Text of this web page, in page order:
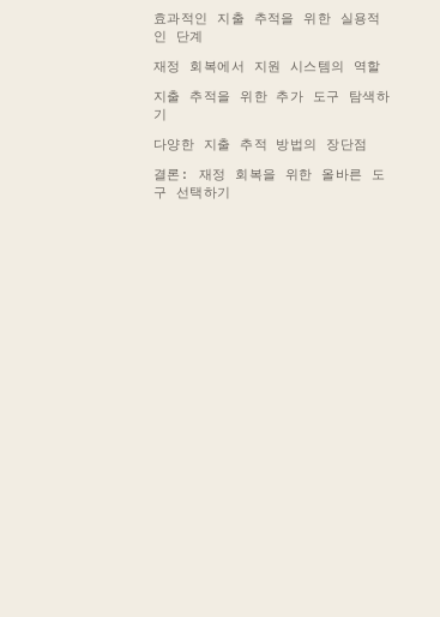
효과적인 지출 추적을 위한 실용적
인 단계
재정 회복에서 지원 시스템의 역할
지출 추적을 위한 추가 도구 탐색하
기
다양한 지출 추적 방법의 장단점
결론: 재정 회복을 위한 올바른 도
구 선택하기